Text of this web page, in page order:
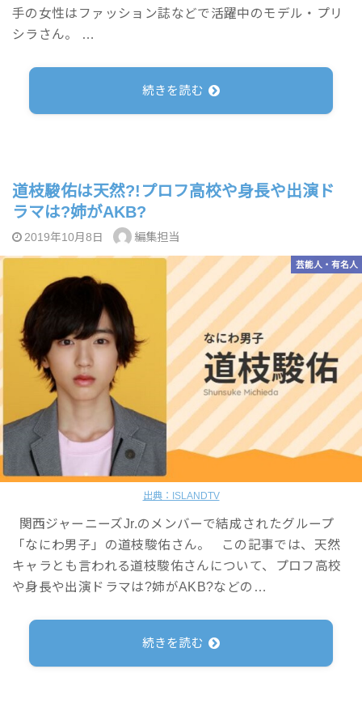
手の女性はファッション誌などで活躍中のモデル・プリ
シラさん。 …
続きを読む
道枝駿佑は天然?!プロフ高校や身長や出演ド
ラマは?姉がAKB?
2019年10月8日 編集担当
出典：ISLANDTV
芸能人・有名人
関西ジャーニーズJr.のメンバーで結成されたグループ
「なにわ男子」の道枝駿佑さん。 この記事では、天然
キャラとも言われる道枝駿佑さんについて、プロフ高校
や身長や出演ドラマは?姉がAKB?などの…
続きを読む